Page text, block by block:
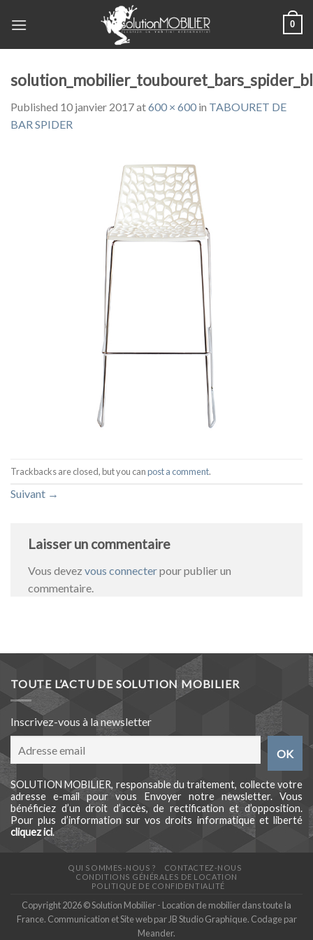
0
Published 10 janvier 2017at600 × 600 in TABOURET DE
BAR SPIDER
Trackbacks are closed, but you canpost a comment.
Suivant →
Laisser un commentaire
Vous devez vous connecterpour publier un
commentaire.
TOUTE L’ACTU DE SOLUTION MOBILIER
Inscrivez-vous à la newsletter
SOLUTION MOBILIER, responsable du traitement, collecte votre
adresse e-mail pour vous Envoyer notre newsletter. Vous
bénéficiez d’un droit d’accès, de rectification et d’opposition.
Pour plus d’information sur vos droits informatique et liberté
cliquez ici.
QUI SOMMES-NOUS ?
CONTACTEZ-NOUS
CONDITIONS GÉNÉRALES DE LOCATION
POLITIQUE DE CONFIDENTIALITÉ
Copyright 2026 © Solution Mobilier - Location de mobilier dans toute la
France. Communication et Site web par JB Studio Graphique. Codage par
Meander.